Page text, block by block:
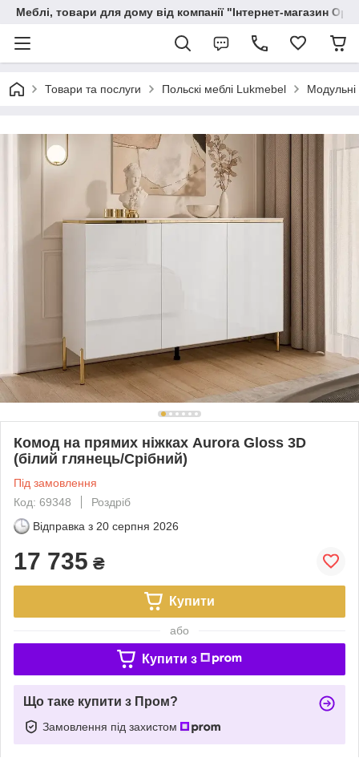
Меблі, товари для дому від компанії "Інтернет-магазин
Товари та послуги Польскі меблі Lukmebel
Комод на прямих ніжках Aurora Gloss 3D
(білий глянець/Срібний)
Під замовлення
Код: 69348
Роздріб
Відправка з 20 серпня 2026
17 735 ₴
Купити
або
Купити з
Що таке купити з Пром?
Замовлення під захистом